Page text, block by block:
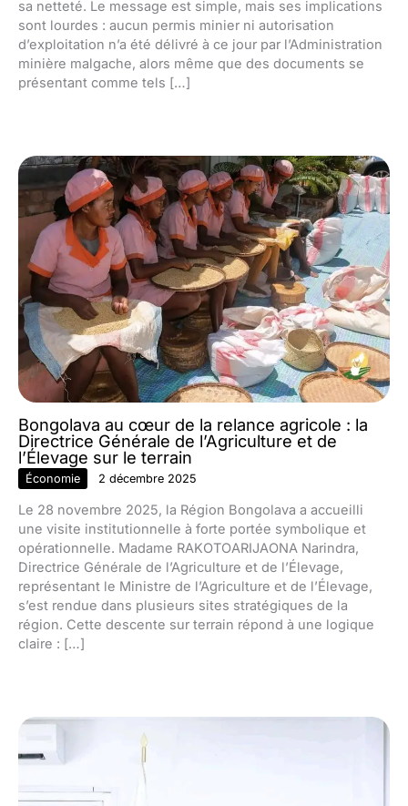
sa netteté. Le message est simple, mais ses implications
sont lourdes : aucun permis minier ni autorisation
d’exploitation n’a été délivré à ce jour par l’Administration
minière malgache, alors même que des documents se
présentant comme tels […]
Bongolava au cœur de la relance agricole : la
Directrice Générale de l’Agriculture et de
l’Élevage sur le terrain
Économie 2 décembre 2025
Le 28 novembre 2025, la Région Bongolava a accueilli
une visite institutionnelle à forte portée symbolique et
opérationnelle. Madame RAKOTOARIJAONA Narindra,
Directrice Générale de l’Agriculture et de l’Élevage,
représentant le Ministre de l’Agriculture et de l’Élevage,
s’est rendue dans plusieurs sites stratégiques de la
région. Cette descente sur terrain répond à une logique
claire : […]